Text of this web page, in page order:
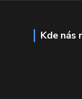
Kde nás